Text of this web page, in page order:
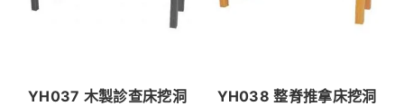
YH037 木製診查床挖洞
YH038 整脊推拿床挖洞